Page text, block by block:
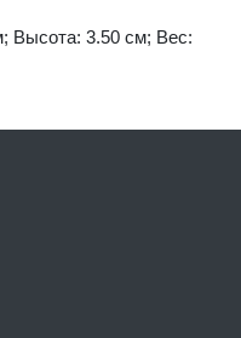
Высота: 3.50 см; Вес: